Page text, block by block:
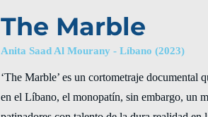
The Marble
Anita Saad Al Mourany - Líbano (2023)
‘The Marble’ es un cortometraje
en el Líbano, el monopatín, sin embargo, un